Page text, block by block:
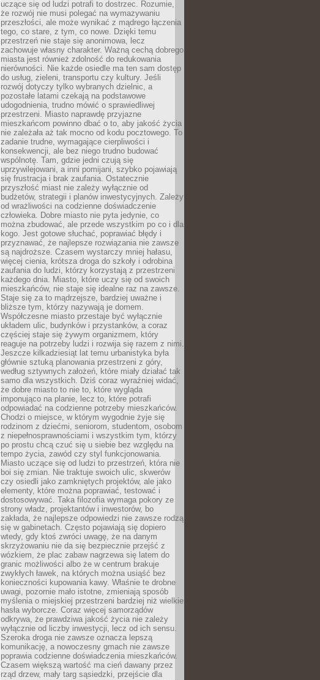
uczące się od ludzi potrafi to dostrzec. Rozumie,
że rozwój nie musi polegać na wymazywaniu
przeszłości, ale może wynikać z mądrego łączenia
tego, co stare, z tym, co nowe. Dzięki temu
przestrzeń nie staje się anonimowa, lecz
zachowuje własny charakter. Ważną cechą dobrego
miasta jest również zdolność do redukowania
nierówności. Nie każde osiedle ma ten sam dostęp
do usług, zieleni, transportu czy kultury. Jeśli
rozwój dotyczy tylko wybranych dzielnic, a
pozostałe latami czekają na podstawowe
udogodnienia, trudno mówić o sprawiedliwej
przestrzeni. Miasto naprawdę przyjazne
mieszkańcom powinno dbać o to, aby jakość życia
nie zależała aż tak mocno od kodu pocztowego. To
zadanie trudne, wymagające cierpliwości i
konsekwencji, ale bez niego trudno budować
wspólnotę. Tam, gdzie jedni czują się
uprzywilejowani, a inni pomijani, szybko pojawiają
się frustracja i brak zaufania. Ostatecznie
przyszłość miast nie zależy wyłącznie od
budżetów, strategii i planów inwestycyjnych. Zależy
od wrażliwości na codzienne doświadczenie
człowieka. Dobre miasto nie pyta jedynie, co
można zbudować, ale przede wszystkim po co i dla
kogo. Jest gotowe słuchać, poprawiać błędy i
przyznawać, że najlepsze rozwiązania nie zawsze
są najdroższe. Czasem wystarczy mniej hałasu,
więcej cienia, krótsza droga do szkoły i odrobina
zaufania do ludzi, którzy korzystają z przestrzeni
każdego dnia. Miasto, które uczy się od swoich
mieszkańców, nie staje się idealne raz na zawsze.
Staje się za to mądrzejsze, bardziej uważne i
bliższe tym, którzy nazywają je domem.
Współczesne miasto przestaje być wyłącznie
układem ulic, budynków i przystanków, a coraz
częściej staje się żywym organizmem, który
reaguje na potrzeby ludzi i rozwija się razem z nimi.
Jeszcze kilkadziesiąt lat temu urbanistyka była
głównie sztuką planowania przestrzeni z góry,
według sztywnych założeń, które miały działać tak
samo dla wszystkich. Dziś coraz wyraźniej widać,
że dobre miasto to nie to, które wygląda
imponująco na planie, lecz to, które potrafi
odpowiadać na codzienne potrzeby mieszkańców.
Chodzi o miejsce, w którym wygodnie żyje się
rodzinom z dziećmi, seniorom, studentom, osobom
z niepełnosprawnościami i wszystkim tym, którzy
po prostu chcą czuć się u siebie bez względu na
tempo życia, zawód czy styl funkcjonowania.
Miasto uczące się od ludzi to przestrzeń, która nie
boi się zmian. Nie traktuje swoich ulic, skwerów
czy osiedli jako zamkniętych projektów, ale jako
elementy, które można poprawiać, testować i
dostosowywać. Taka filozofia wymaga pokory ze
strony władz, projektantów i inwestorów, bo
zakłada, że najlepsze odpowiedzi nie zawsze rodzą
się w gabinetach. Często pojawiają się dopiero
wtedy, gdy ktoś zwróci uwagę, że na danym
skrzyżowaniu nie da się bezpiecznie przejść z
wózkiem, że plac zabaw nagrzewa się latem do
granic możliwości albo że w centrum brakuje
zwykłych ławek, na których można usiąść bez
konieczności kupowania kawy. Właśnie te drobne
uwagi, pozornie mało istotne, zmieniają sposób
myślenia o miejskiej przestrzeni bardziej niż wielkie
hasła wyborcze. Coraz więcej samorządów
odkrywa, że prawdziwa jakość życia nie zależy
wyłącznie od liczby inwestycji, lecz od ich sensu.
Szeroka droga nie zawsze oznacza lepszą
komunikację, a nowoczesny gmach nie zawsze
poprawia codzienne doświadczenia mieszkańców.
Czasem większą wartość ma cień dawany przez
rząd drzew, mały targ sąsiedzki, przejście dla